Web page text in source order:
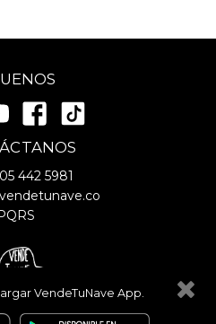
VendeTuNave App.
442 5981